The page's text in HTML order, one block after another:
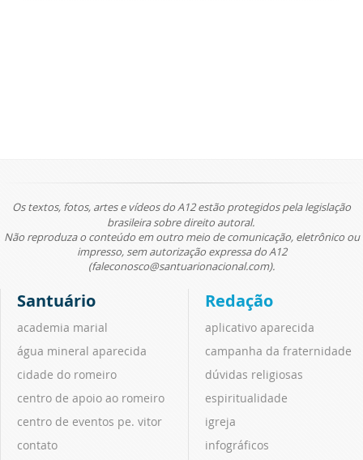
Os textos, fotos, artes e vídeos do A12 estão protegidos pela legislação
brasileira sobre direito autoral.
Não reproduza o conteúdo em outro meio de comunicação, eletrônico ou
impresso, sem autorização expressa do A12
(faleconosco@santuarionacional.com).
Santuário
academia marial
água mineral aparecida
cidade do romeiro
centro de apoio ao romeiro
centro de eventos pe. vitor
contato
Redação
aplicativo aparecida
campanha da fraternidade
dúvidas religiosas
espiritualidade
igreja
infográficos